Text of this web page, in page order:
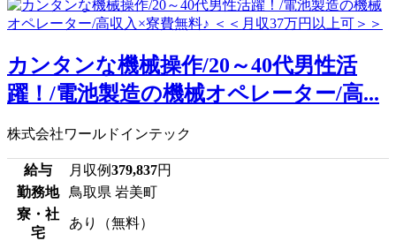
カンタンな機械操作/20～40代男性活
躍！/電池製造の機械オペレーター/高...
株式会社ワールドインテック
給与 月収例379,837円
勤務地
鳥取県 岩美町
寮・社
宅
あり（無料）